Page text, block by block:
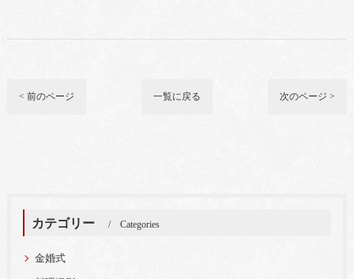
< 前のページ 一覧に戻る 次のページ >
カテゴリー Categories
金婚式